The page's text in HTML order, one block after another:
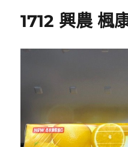
1712 興農 楓